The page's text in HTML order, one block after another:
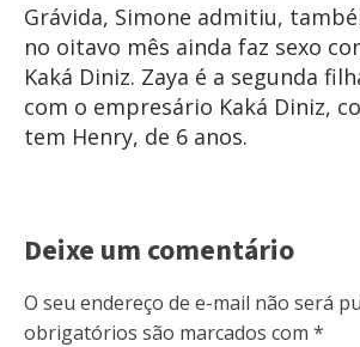
Grávida, Simone admitiu,
no oitavo mês ainda faz sexo
Kaká Diniz. Zaya é a segunda
com o empresário Kaká Diniz,
tem Henry, de 6 anos.
Deixe um comentário
O seu endereço de e-mail não será
obrigatórios são marcados com *